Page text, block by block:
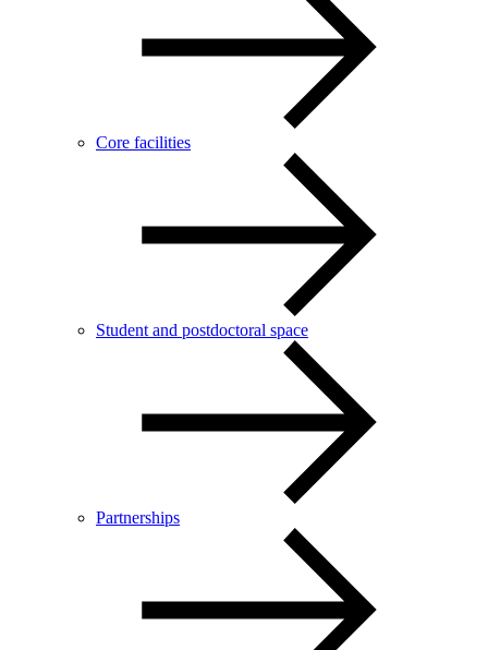
Core facilities
Student and postdoctoral space
Partnerships